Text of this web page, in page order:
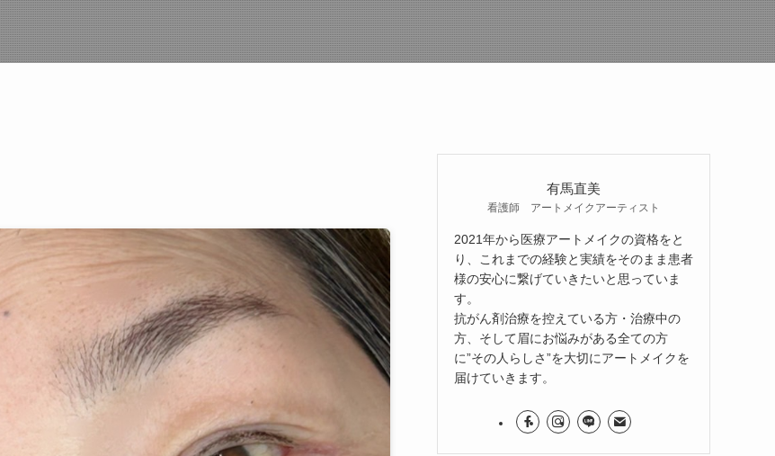
有馬直美
看護師 アートメイクアーティスト
2021年から医療アートメイクの資格をと
り、これまでの経験と実績をそのまま患者
様の安心に繋げていきたいと思っていま
す。
抗がん剤治療を控えている方・治療中の
方、そして眉にお悩みがある全ての方
に”その人らしさ”を大切にアートメイクを
届けていきます。